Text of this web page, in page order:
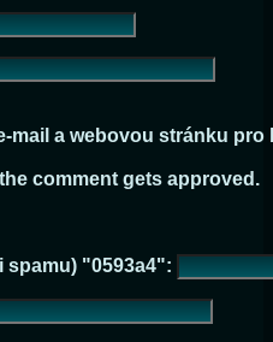
mail a webovou stránku
comment gets approved.
spamu) "0593a4":